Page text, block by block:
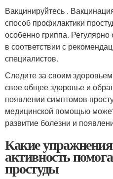
Вакцинируйтесь .
способ профилактики
особенно гриппа.
в соответствии с
специалистов.
Следите за своим
свое общее здоровье и
появлении симптомов
медицинской помощью
развитие болезни и
Какие
активность
простуды